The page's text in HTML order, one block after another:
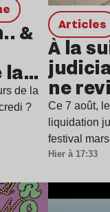
&
la
de la
?
Articles
À la
ne
Ce 7 août,
liquidation
festival
Hier à 17:33